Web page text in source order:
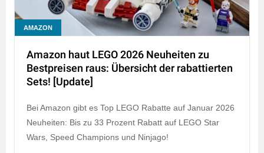
AMAZON
Amazon haut LEGO 2026 Neuheiten zu
Bestpreisen raus: Übersicht der rabattierten
Sets! [Update]
Bei Amazon gibt es Top LEGO Rabatte auf Januar 2026
Neuheiten: Bis zu 33 Prozent Rabatt auf LEGO Star
Wars, Speed Champions und Ninjago!